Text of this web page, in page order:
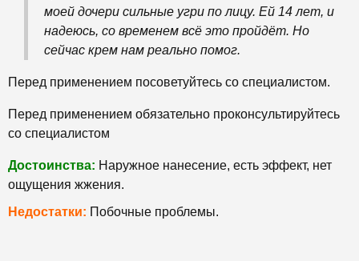
моей дочери сильные угри по лицу. Ей 14 лет, и
надеюсь, со временем всё это пройдёт. Но
сейчас крем нам реально помог.
Перед применением посоветуйтесь со специалистом.
Перед применением обязательно проконсультируйтесь
со специалистом
Достоинства: Наружное нанесение, есть эффект, нет
ощущения жжения.
Недостатки: Побочные проблемы.